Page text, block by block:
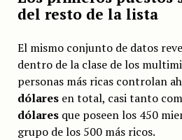
del resto de la lista
El mismo conjunto de datos
dentro de la clase de los
personas más ricas controlan
dólaresen total, casi tanto
dólaresque poseen los 450
grupo de los 500 más ricos.